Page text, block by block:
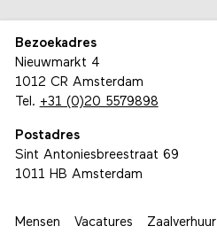
Bezoekadres
Nieuwmarkt 4
1012 CR Amsterdam
Tel. +31 (0)20 5579898
Postadres
Sint Antoniesbreestraat 69
1011 HB Amsterdam
Mensen Vacatures Zaalverhuur